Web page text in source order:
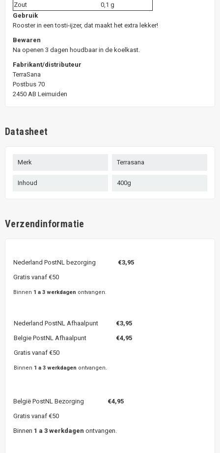
Zout
0,1 g
Gebruik
Rooster in een tosti-ijzer, dat maakt het extra lekker!
Bewaren
Na openen 3 dagen houdbaar in de koelkast.
Fabrikant/distributeur
TerraSana
Postbus 70
2450 AB Leimuiden
Datasheet
Merk Terrasana
Inhoud 400g
Verzendinformatie
Nederland PostNL bezorging €3,95
Gratis vanaf €50
Binnen 1 a 3 werkdagen ontvangen.
Nederland PostNL Afhaalpunt €3,95
Belgie PostNL Afhaalpunt
€4,95
Gratis vanaf €50
Binnen 1 a 3 werkdagen ontvangen.
België PostNL Bezorging €4,95
Gratis vanaf €50
Binnen 1 a 3 werkdagen ontvangen.